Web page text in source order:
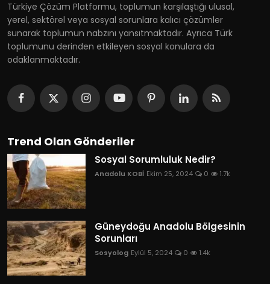
Türkiye Çözüm Platformu, toplumun karşılaştığı ulusal,
yerel, sektörel veya sosyal sorunlara kalıcı çözümler
sunarak toplumun nabzını yansıtmaktadır. Ayrıca Türk
toplumunu derinden etkileyen sosyal konulara da
odaklanmaktadır.
Trend Olan Gönderiler
Sosyal Sorumluluk Nedir?
Anadolu KOBİ Ekim 25, 2024 0 1.7k
Güneydoğu Anadolu Bölgesinin
Sorunları
Sosyolog Eylül 5, 2024 0 1.4k